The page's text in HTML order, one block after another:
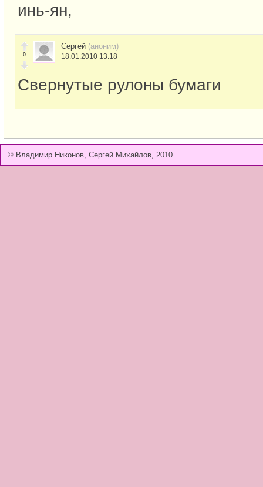
инь-ян,
0
Сергей (аноним)
18.01.2010 13:18
Свернутые рулоны бумаги
© Владимир Никонов, Сергей Михайлов, 2010